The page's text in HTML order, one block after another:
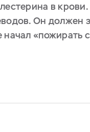
в
Он должен
«пожирать